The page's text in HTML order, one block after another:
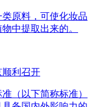
原料，可使化妆品
中提取出来的。
顺利召开
（以下简称标准）